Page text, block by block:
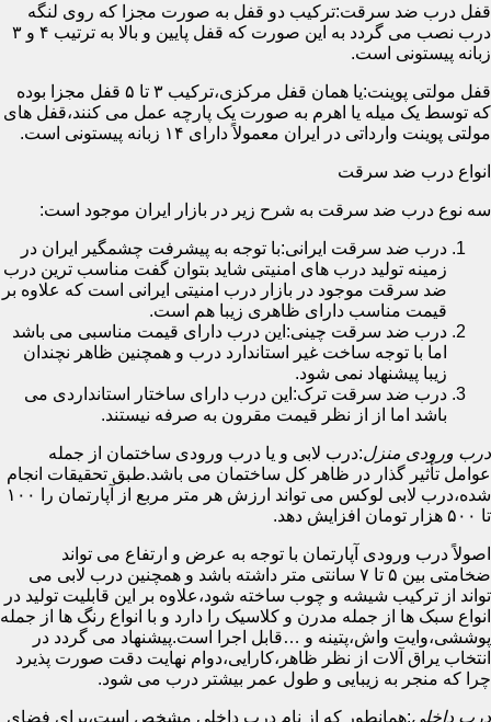
قفل درب ضد سرقت:ترکیب دو قفل به صورت مجزا که روی لنگه
درب نصب می گردد به این صورت که قفل پایین و بالا به ترتیب ۴ و ۳
زبانه پیستونی است.
قفل مولتی پوینت:یا همان قفل مرکزی،ترکیب ۳ تا ۵ قفل مجزا بوده
که توسط یک میله یا اهرم به صورت یک پارچه عمل می کنند،قفل های
مولتی پوینت وارداتی در ایران معمولاً دارای ۱۴ زبانه پیستونی است.
انواع درب ضد سرقت
سه نوع درب ضد سرقت به شرح زیر در بازار ایران موجود است:
درب ضد سرقت ایرانی:با توجه به پیشرفت چشمگیر ایران در
زمینه تولید درب های امنیتی شاید بتوان گفت مناسب ترین درب
ضد سرقت موجود در بازار درب امنیتی ایرانی است که علاوه بر
قیمت مناسب دارای ظاهری زیبا هم است.
درب ضد سرقت چینی:این درب دارای قیمت مناسبی می باشد
اما با توجه ساخت غیر استاندارد درب و همچنین ظاهر نچندان
زیبا پیشنهاد نمی شود.
درب ضد سرقت ترک:این درب دارای ساختار استانداردی می
باشد اما از از نظر قیمت مقرون به صرفه نیستند.
درب ورودی منزل:درب لابی و یا درب ورودی ساختمان از جمله
عوامل تأثیر گذار در ظاهر کل ساختمان می باشد.طبق تحقیقات انجام
شده،درب لابی لوکس می تواند ارزش هر متر مربع از آپارتمان را ۱۰۰
تا ۵۰۰ هزار تومان افزایش دهد.
اصولاً درب ورودی آپارتمان با توجه به عرض و ارتفاع می تواند
ضخامتی بین ۵ تا ۷ سانتی متر داشته باشد و همچنین درب لابی می
تواند از ترکیب شیشه و چوب ساخته شود،علاوه بر این قابلیت تولید در
انواع سبک ها از جمله مدرن و کلاسیک را دارد و با انواع رنگ ها از جمله
پوششی،وایت واش،پتینه و …قابل اجرا است.پیشنهاد می گردد در
انتخاب یراق آلات از نظر ظاهر،کارایی،دوام نهایت دقت صورت پذیرد
چرا که منجر به زیبایی و طول عمر بیشتر درب می شود.
درب داخلی:همانطور که از نام درب داخلی مشخص است،برای فضای